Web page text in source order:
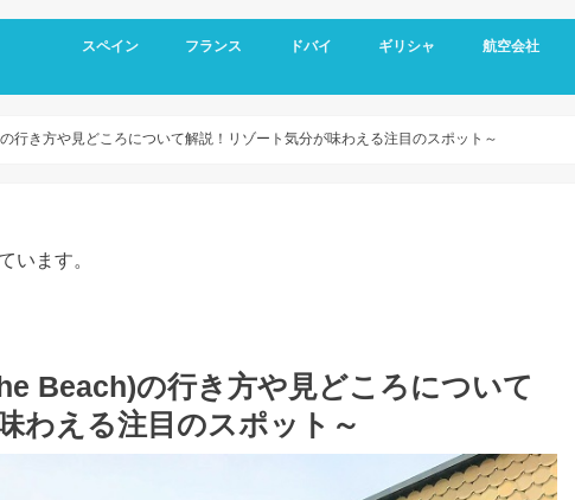
スペイン
スペイン基本情報
バルセロナ旅行
グラナダ
コルドバ
アンダルシア地方
セビリア
マドリード
フランス
フランス基本情報
リヨン観光
トゥールーズ旅行
ニース旅行
南フランス旅行
ドバイ
ドバイ空港
ドバイ基本情報
オールドドバイ
ダウンタウン
ドバイマリーナ
デザートサファリ
ドバイメトロ
ドバイ 新しい観光スポット
ドバイ ホテル選び
ギリシャ
アテネ観光
サントリーニ島 観光
メテオラ観光
航空会社
エミレーツ航空
スカイエクス
マイレージプ
行き方や見どころについて解説！リゾート気分が味わえる注目のスポット～
います。
Beach)の行き方や見どころについて
わえる注目のスポット～